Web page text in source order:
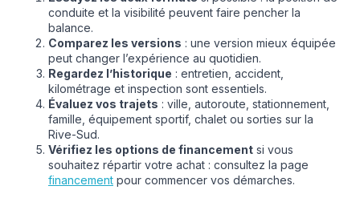
conduite et la visibilité peuvent faire pencher la
balance.
Comparez les versions : une version mieux équipée
peut changer l’expérience au quotidien.
Regardez l’historique : entretien, accident,
kilométrage et inspection sont essentiels.
Évaluez vos trajets : ville, autoroute, stationnement,
famille, équipement sportif, chalet ou sorties sur la
Rive-Sud.
Vérifiez les options de financement si vous
souhaitez répartir votre achat : consultez la page
financement pour commencer vos démarches.